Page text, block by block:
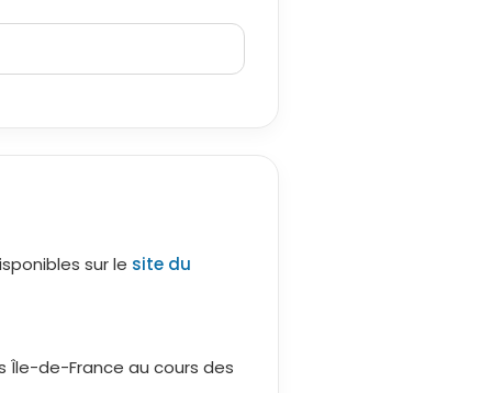
sur le site du
Île-de-France au cours des